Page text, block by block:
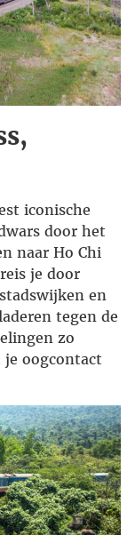
iconische
door het
naar Ho Chi
je door
en
tegen de
zo
oogcontact